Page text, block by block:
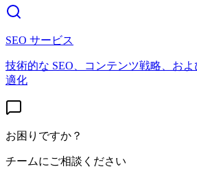
SEO サービス
技術的な SEO、コンテンツ戦略、お
適化
お困りですか？
チームにご相談ください